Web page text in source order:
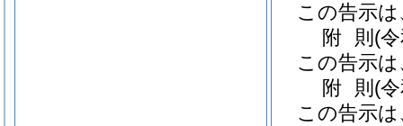
この告示
附 則 (
この告示
附 則 (
この告示